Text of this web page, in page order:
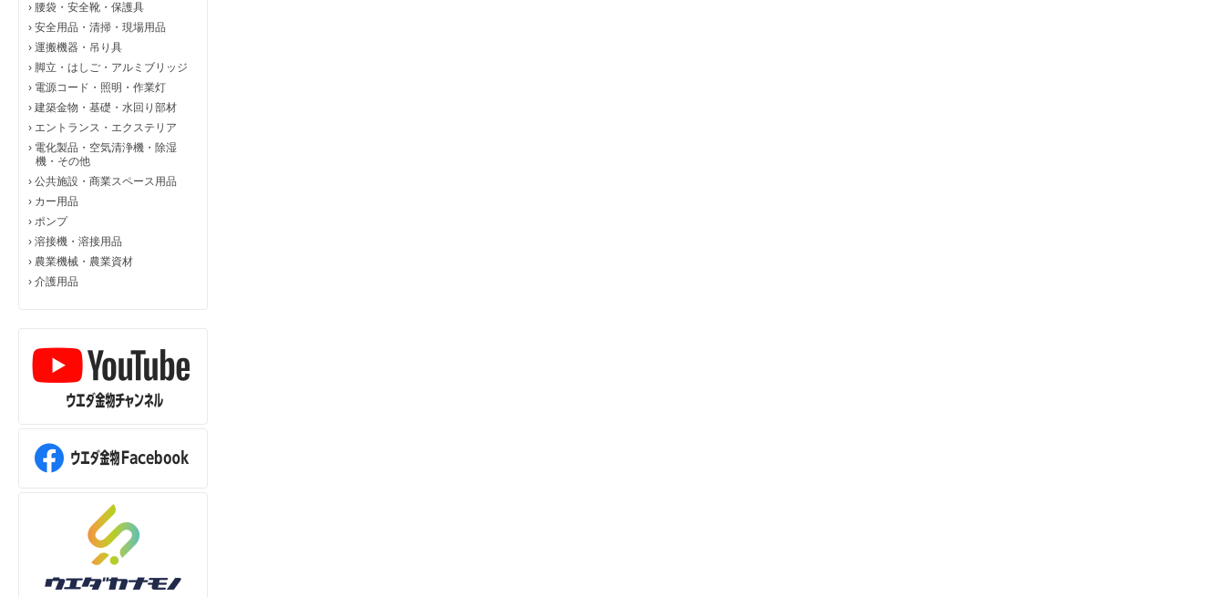
› 腰袋・安全靴・保護具
› 安全用品・清掃・現場用品
› 運搬機器・吊り具
› 脚立・はしご・アルミブリッジ
› 電源コード・照明・作業灯
› 建築金物・基礎・水回り部材
› エントランス・エクステリア
› 電化製品・空気清浄機・除湿
機・その他
› 公共施設・商業スペース用品
› カー用品
› ポンプ
› 溶接機・溶接用品
› 農業機械・農業資材
› 介護用品